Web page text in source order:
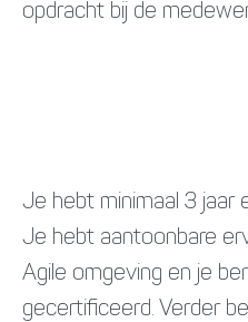
opdracht bij de
Je hebt minimaal 3 jaar
Je hebt aantoonbare
Agile omgeving en je
gecertificeerd. Verder